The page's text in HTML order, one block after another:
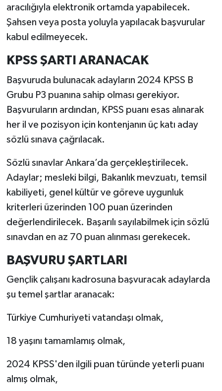
aracılığıyla elektronik ortamda yapabilecek.
Şahsen veya posta yoluyla yapılacak başvurular
kabul edilmeyecek.
KPSS ŞARTI ARANACAK
Başvuruda bulunacak adayların 2024 KPSS B
Grubu P3 puanına sahip olması gerekiyor.
Başvuruların ardından, KPSS puanı esas alınarak
her il ve pozisyon için kontenjanın üç katı aday
sözlü sınava çağrılacak.
Sözlü sınavlar Ankara’da gerçekleştirilecek.
Adaylar; mesleki bilgi, Bakanlık mevzuatı, temsil
kabiliyeti, genel kültür ve göreve uygunluk
kriterleri üzerinden 100 puan üzerinden
değerlendirilecek. Başarılı sayılabilmek için sözlü
sınavdan en az 70 puan alınması gerekecek.
BAŞVURU ŞARTLARI
Gençlik çalışanı kadrosuna başvuracak adaylarda
şu temel şartlar aranacak:
Türkiye Cumhuriyeti vatandaşı olmak,
18 yaşını tamamlamış olmak,
2024 KPSS'den ilgili puan türünde yeterli puanı
almış olmak,